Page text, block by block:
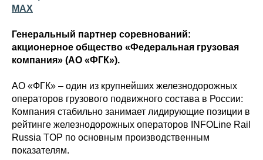
МАХ
Генеральный партнер соревнований:
акционерное общество «Федеральная грузовая
компания» (АО «ФГК»).
АО «ФГК» – один из крупнейших железнодорожных
операторов грузового подвижного состава в России:
Компания стабильно занимает лидирующие позиции в
рейтинге железнодорожных операторов INFOLine Rail
Russia TOP по основным производственным
показателям.